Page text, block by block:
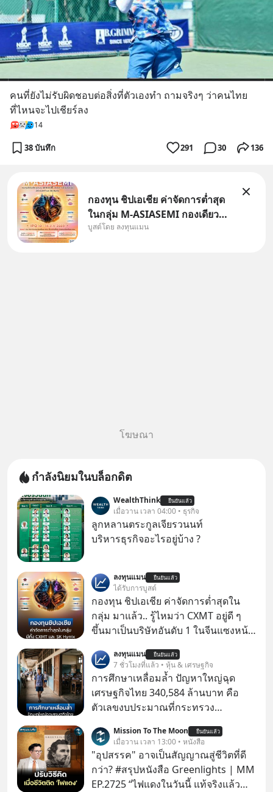
คนที่ยังไม่รับผิดชอบต่อสิ่งที่ตัวเองทำ ถามจริงๆ ว่าคนไทย
ที่ไหนจะไปเชียร์ลง
14
38 บันทึก 291 30 136
กองทุน ชิปเอเชีย ค่าจัดการต่ำสุด
ในกลุ่ม M-ASIASEMI กองเดียว
ครบ มีทั้ง CXMT จากจีน TSMC
บูสต์โดย ลงทุนแมน
โฆษณา
กำลังนิยมในบล็อกดิต
WealthThink ยืนยันแล้ว
เมื่อวาน เวลา 04:00 • ธุรกิจ
ลูกหลานตระกูลเจียรวนนท์
บริหารธุรกิจอะไรอยู่บ้าง ?
ลงทุนแมน ยืนยันแล้ว
ได้รับการบูสต์
กองทุน ชิปเอเชีย ค่าจัดการต่ำสุดใน
กลุ่ม มาแล้ว.. รู้ไหมว่า CXMT อยู่ดี ๆ
ขึ้นมาเป็นบริษัทอันดับ 1 ในจีนแซงหน้า
บริษัทอันดับ 1 ในไต้หวันมานานแล้ว
ลงทุนแมน ยืนยันแล้ว
7 ชั่วโมงที่แล้ว • หุ้น & เศรษฐกิจ
การศึกษาเหลื่อมล้ำ ปัญหาใหญ่ฉุด
เศรษฐกิจไทย 340,584 ล้านบาท คือ
ตัวเลขงบประมาณที่กระทรวง
รายจ่ายประจำปี 2568 ซึ่งมากที่สุดเป็น
อันดับ 2 รองจากกระทรวงการคลัง
Mission To The Moon ยืนยันแล้ว
เมื่อวาน เวลา 13:00 • หนังสือ
"อุปสรรค" อาจเป็นสัญญาณสู่ชีวิตที่ดี
กว่า? #สรุปหนังสือ Greenlights | MM
EP.2725 “ไฟแดงในวันนี้ แท้จริงแล้ว